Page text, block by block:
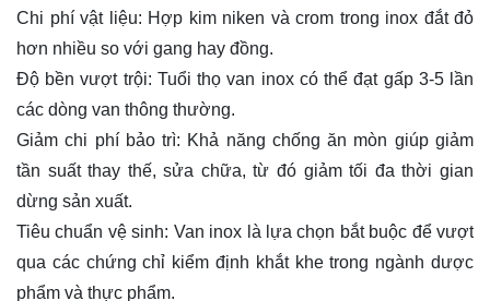
Chi phí vật liệu: Hợp kim niken và crom trong inox đắt đỏ
hơn nhiều so với gang hay đồng.
Độ bền vượt trội: Tuổi thọ van inox có thể đạt gấp 3-5 lần
các dòng van thông thường.
Giảm chi phí bảo trì: Khả năng chống ăn mòn giúp giảm
tần suất thay thế, sửa chữa, từ đó giảm tối đa thời gian
dừng sản xuất.
Tiêu chuẩn vệ sinh: Van inox là lựa chọn bắt buộc để vượt
qua các chứng chỉ kiểm định khắt khe trong ngành dược
phẩm và thực phẩm.